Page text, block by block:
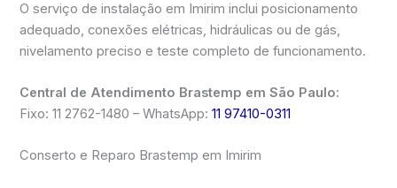
O serviço de instalação em Imirim inclui posicionamento
adequado, conexões elétricas, hidráulicas ou de gás,
nivelamento preciso e teste completo de funcionamento.
Central de Atendimento Brastemp em São Paulo:
Fixo: 11 2762-1480 – WhatsApp:11 97410-0311
Conserto e Reparo Brastemp em Imirim